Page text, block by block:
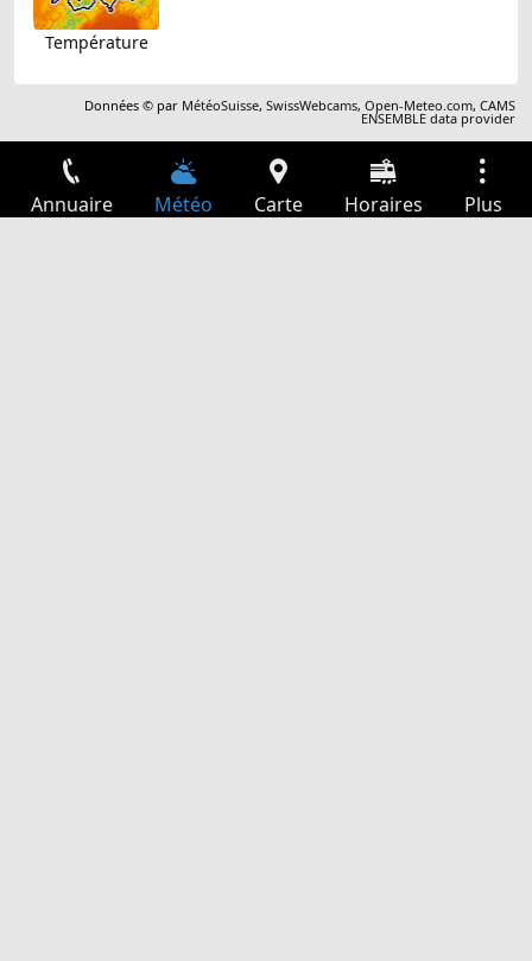
Température
Données © par MétéoSuisse,SwissWebcams,Open-Meteo.com,CAMS
ENSEMBLE data provider
Annuaire Météo Carte Horaires Plus